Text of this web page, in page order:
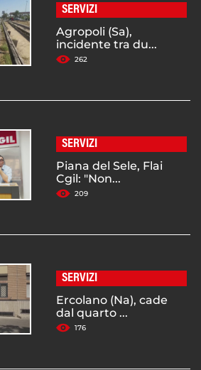
SERVIZI
Agropoli (Sa),
incidente tra du...
262
SERVIZI
Piana del Sele, Flai
Cgil: "Non...
209
SERVIZI
Ercolano (Na), cade
dal quarto ...
176